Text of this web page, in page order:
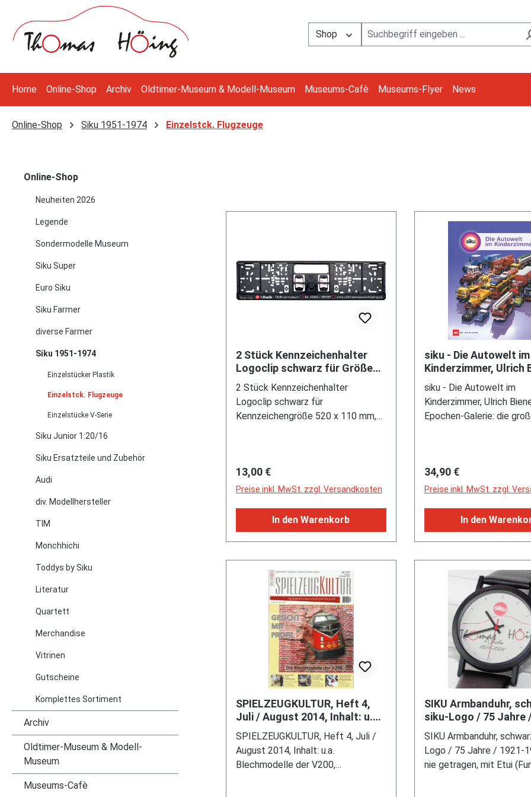
Hauptinhalt springen
Zur Suche springen
Zur Hauptnavigation springen
Shop
Home Online-Shop Archiv Oldtimer-Museum & Modell-Museum Museums-Cafè Museums-Flyer News
Online-Shop Siku 1951-1974 Einzelstck. Flugzeuge
Online-Shop
Neuheiten 2026
Legende
Sondermodelle Museum
Siku Super
Euro Siku
Siku Farmer
diverse Farmer
Siku 1951-1974
Einzelstücker Plastik
Einzelstck. Flugzeuge
Einzelstücke V-Serie
Siku Junior 1:20/16
Siku Ersatzteile und Zubehör
Audi
div. Modellhersteller
TIM
Monchhichi
Toddys by Siku
Literatur
Quartett
Merchandise
Vitrinen
Gutscheine
Komplettes Sortiment
Archiv
Oldtimer-Museum & Modell-
Museum
Museums-Cafè
2 Stück Kennzeichenhalter
Logoclip schwarz für Größe
520 x 110 mm, siku + Audi
Oldtimermuseum
2 Stück Kennzeichenhalter
Logoclip schwarz für
Kennzeichengröße 520 x 110 mm,
www.oldtimermuseum-hoeing.de,
Limitierte Auflage / Limited Edition
Regulärer Preis:
13,00 €
Preise inkl. MwSt. zzgl. Versandkosten
In den Warenkorb
siku - Die Autowelt im
Kinderzimmer, Ulrich
DELIUS KLASING
Auflage September
siku - Die Autowelt im
Kinderzimmer, Ulrich
Epochen-Galerie: die
bahnbrechender Kraft /
ganz nah am Vorbild /
Die großen Themen:
ADAC und Baufahrzeuge
Landwirtschaft: Ernten
Wirklichkeit / Chronik:
der Siku-Geschichte /
machen Marke und Siku-
Wie wichtig die Marken-
heute ist, DELIUS
1. Auflage September
Seiten, 470 Fotos und
ISBN 978-3-667-12523-1
9783667125231)
Regulärer Preis:
34,90 €
Preise inkl. MwSt. zzgl.
In den
SPIELZEUGKULTUR, Heft 4,
Juli / August 2014, Inhalt: u.a.
Blechmodelle der V200,
Verkehrsmodelle - n
SPIELZEUGKULTUR, Heft 4, Juli /
August 2014, Inhalt: u.a.
Blechmodelle der V200,
SIKU Armbanduhr,
siku-Logo / 75 Jahre
1996, Uhr nie
Etui (Funktion der
SIKU Armbanduhr,
Logo / 75 Jahre / 1921-
nie getragen, mit Etui